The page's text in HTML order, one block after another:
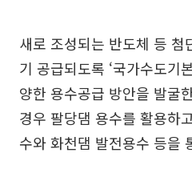
새로 조성되는 반도체 등 첨
기 공급되도록 ‘국가수도기
양한 용수공급 방안을 발굴
경우 팔당댐 용수를 활용하
수와 화천댐 발전용수 등을